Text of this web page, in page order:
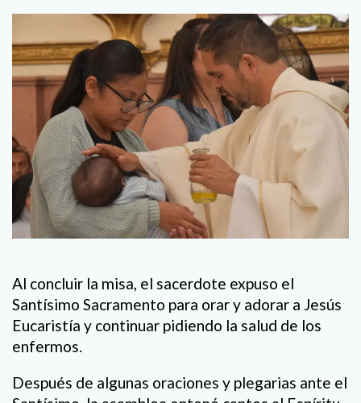
Al concluir la misa, el sacerdote expuso el
Santísimo Sacramento para orar y adorar a Jesús
Eucaristía y continuar pidiendo la salud de los
enfermos.
Después de algunas oraciones y plegarias ante el